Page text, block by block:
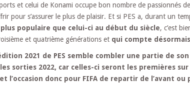
et celui de Konami occupe bon nombre de passionnés
pour s’assurer le plus de plaisir. Et si PES a, durant un
populaire que celui-ci au début du siècle, c’est
et quatrième générations et qui compte désormais
2021 de PES semble combler une partie de
sorties 2022, car celles-ci seront les premières
l’occasion donc pour FIFA de repartir de l’avant ou